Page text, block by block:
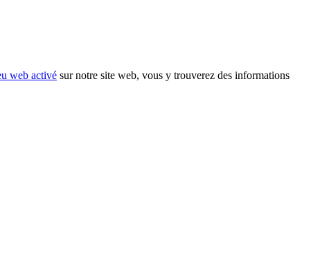
web activé sur notre site web, vous y trouverez des informations